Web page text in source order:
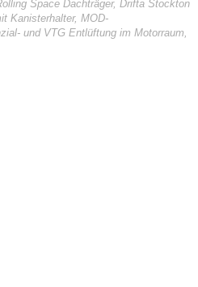
Space Dachträger, Drifta Stockton
Kanisterhalter, MOD-
und VTG Entlüftung im Motorraum,